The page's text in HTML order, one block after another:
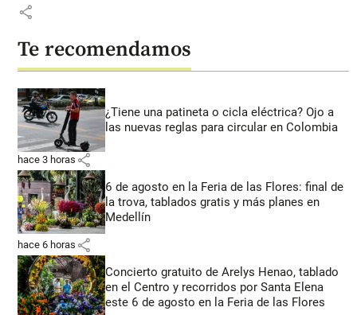
share
Te recomendamos
¿Tiene una patineta o cicla eléctrica? Ojo a
las nuevas reglas para circular en Colombia
hace 3 horas share
6 de agosto en la Feria de las Flores: final de
la trova, tablados gratis y más planes en
Medellín
hace 6 horas share
Concierto gratuito de Arelys Henao, tablado
en el Centro y recorridos por Santa Elena
este 6 de agosto en la Feria de las Flores